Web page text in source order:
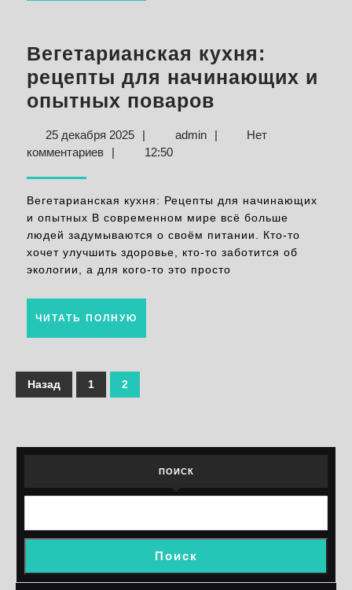
Вегетарианская кухня:
рецепты для начинающих и
опытных поваров
рецепты
начинающих
и
опытных
поваров
25 декабря 202525
декабря
| adminadmin
|
Нет
комментариев
| 12:50
Вегетарианская кухня: Рецепты для начинающих
и опытных В современном мире всё больше
людей задумываются о своём питании. Кто-то
хочет улучшить здоровье, кто-то заботится об
экологии, а для кого-то это просто
ЧИТАТЬ ПОЛНУЮ
Пагинация
записей
Назад 1 2
ПОИСК
Поиск